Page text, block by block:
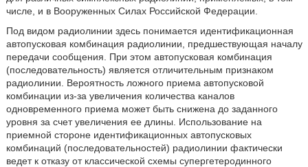
числе, и в Вооруженных Силах Российской Федерации.
Под видом радиолинии здесь понимается идентификационная
автопусковая комбинация радиолинии, предшествующая началу
передачи сообщения. При этом автопусковая комбинация
(последовательность) является отличительным признаком
радиолинии. Вероятность ложного приема автопусковой
комбинации из-за увеличения количества каналов
одновременного приема может быть снижена до заданного
уровня за счет увеличения ее длины. Использование на
приемной стороне идентификационных автопусковых
комбинаций (последовательностей) радиолинии фактически
ведет к отказу от классической схемы супергетеродинного